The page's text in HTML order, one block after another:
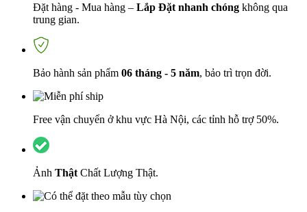
Đặt hàng - Mua hàng – Lắp Đặt nhanh chóng không qua
trung gian.
Bảo hành sản phẩm 06 tháng - 5 năm, bảo trì trọn đời.
Free vận chuyển ở khu vực Hà Nội, các tỉnh hỗ trợ 50%.
Ảnh Thật Chất Lượng Thật.